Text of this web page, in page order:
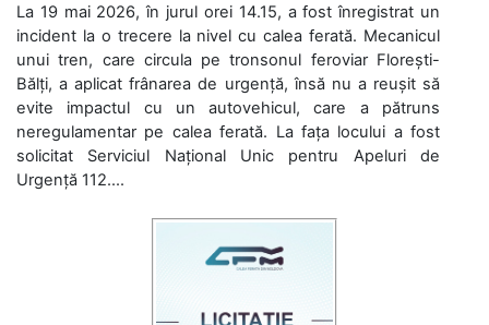
La 19 mai 2026, în jurul orei 14.15, a fost înregistrat un
incident la o trecere la nivel cu calea ferată. Mecanicul
unui tren, care circula pe tronsonul feroviar Florești-
Bălți, a aplicat frânarea de urgență, însă nu a reușit să
evite impactul cu un autovehicul, care a pătruns
neregulamentar pe calea ferată. La fața locului a fost
solicitat Serviciul Național Unic pentru Apeluri de
Urgență 112....